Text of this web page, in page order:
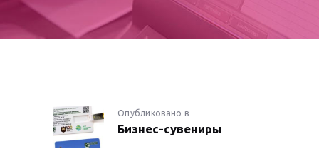
НАВИГАЦИЯ
ПО
Опубликовано вПредыдущая
запись:
Бизнес-сувениры